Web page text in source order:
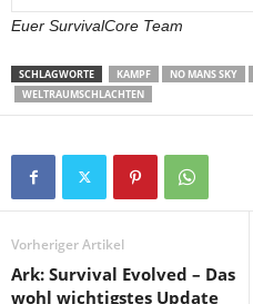
Euer SurvivalCore Team
SCHLAGWORTE KAMPF NO MANS SKY
WELTRAUMSCHLACHTEN
Vorheriger Artikel
Ark: Survival Evolved – Das
wohl wichtigstes Update